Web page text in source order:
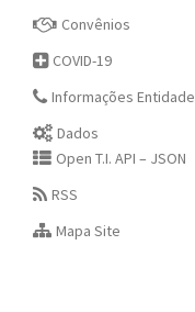
Convênios
COVID-19
Informações Entidade
Dados
Open T.I. API – JSON
RSS
Mapa Site